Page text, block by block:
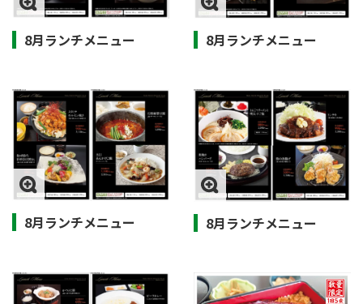
8月ランチメニュー 8月ランチメニュー
8月ランチメニュー 8月ランチメニュー